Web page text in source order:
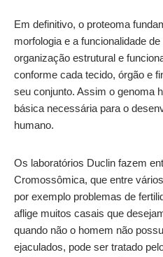
Em definitivo, o proteoma
morfologia e a funcionalidade
organização estrutural e
conforme cada tecido, órgão e
seu conjunto. Assim o genoma
básica necessária para o
humano.
Os laboratórios Duclin fazem
Cromossômica, que entre
por exemplo problemas de
aflige muitos casais que
quando não o homem não
ejaculados, pode ser tratado